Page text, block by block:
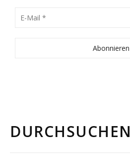
DURCHSUCHEN